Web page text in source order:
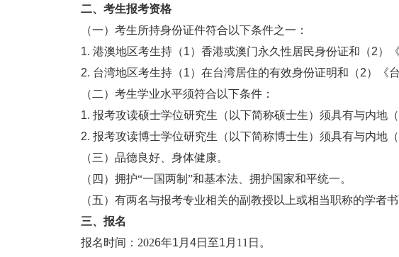
二、考生报考资格
（一）考生所持身份证件符合以下条件之一：
1. 港澳地区考生持（1）香港或澳门永久性居民身份证和（2）
2. 台湾地区考生持（1）在台湾居住的有效身份证明和（2）《
（二）考生学业水平须符合以下条件：
1. 报考攻读硕士学位研究生（以下简称硕士生）须具有与内地
2. 报考攻读博士学位研究生（以下简称博士生）须具有与内地
（三）品德良好、身体健康。
（四）拥护“一国两制”和基本法、拥护国家和平统一。
（五）有两名与报考专业相关的副教授以上或相当职称的学者书
三、报名
报名时间： 2026年1 月 4日至1 月 11日。